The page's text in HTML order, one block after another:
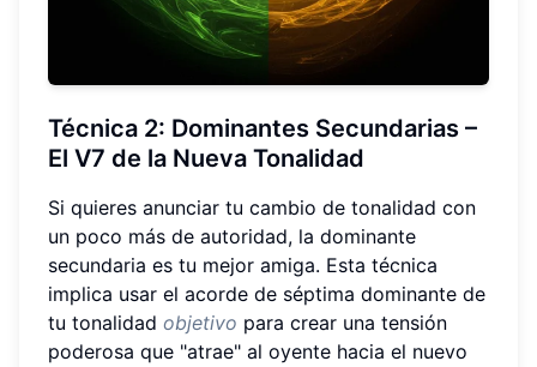
Técnica 2: Dominantes Secundarias –
El V7 de la Nueva Tonalidad
Si quieres anunciar tu cambio de tonalidad con
un poco más de autoridad, la dominante
secundaria es tu mejor amiga. Esta técnica
implica usar el acorde de séptima dominante de
tu tonalidad objetivo para crear una tensión
poderosa que "atrae" al oyente hacia el nuevo